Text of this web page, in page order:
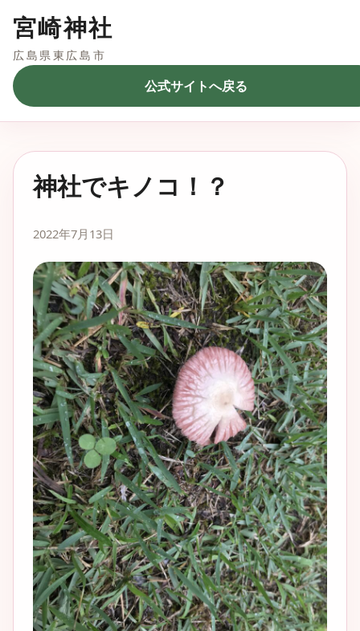
宮崎神社
広島県東広島市
公式サイトへ戻る
神社でキノコ！？
2022年7月13日